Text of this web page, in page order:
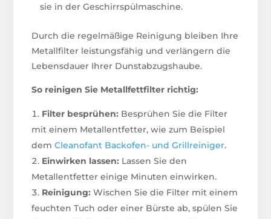
sie in der Geschirrspülmaschine.
Durch die regelmäßige Reinigung bleiben Ihre
Metallfilter leistungsfähig und verlängern die
Lebensdauer Ihrer Dunstabzugshaube.
So reinigen Sie Metallfettfilter richtig:
Filter besprühen: Besprühen Sie die Filter
mit einem Metallentfetter, wie zum Beispiel
demCleanofant Backofen- und Grillreiniger.
Einwirken lassen: Lassen Sie den
Metallentfetter einige Minuten einwirken.
Reinigung: Wischen Sie die Filter mit einem
feuchten Tuch oder einer Bürste ab, spülen Sie